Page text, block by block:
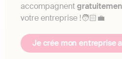
accompagnent
votre entreprise !🧑🏻‍💼
Je crée mon entreprise